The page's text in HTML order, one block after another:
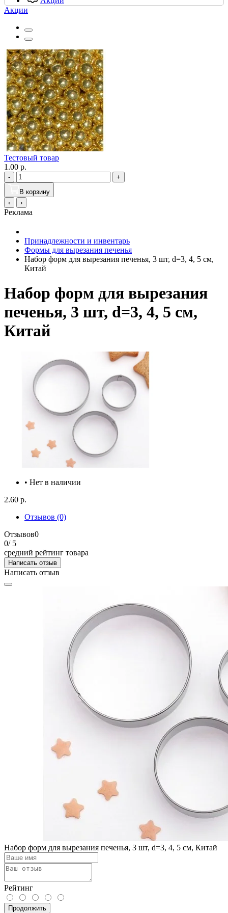
Акции
Тестовый товар
1.00 р.
-
+
В корзину
‹
›
Реклама
Принадлежности и инвентарь
Формы для вырезания печенья
Набор форм для вырезания печенья, 3 шт, d=3, 4, 5 см,
Китай
Набор форм для вырезания
печенья, 3 шт, d=3, 4, 5 см,
Китай
• Нет в наличии
2.60 р.
Отзывов (0)
Отзывов0
0/ 5
средний рейтинг товара
Написать отзыв
Написать отзыв
Набор форм для вырезания печенья, 3 шт, d=3, 4, 5 см, Китай
Рейтинг
Продолжить